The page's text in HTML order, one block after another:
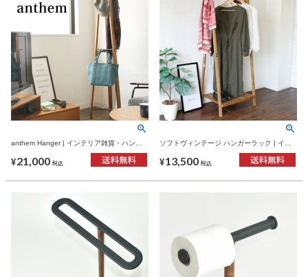
anthem Hanger | インテリア雑貨・ハンガ
¥21,000 税込
ソフトヴィンテージ ハンガーラック | イン
¥13,500 税込